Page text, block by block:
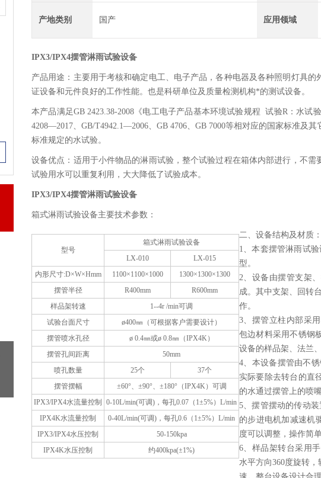
产地类别 国产 应用领域
IPX3/IPX4摆管淋雨试验设备
产品用途：主要用于考核和确定电工、电子产品，各种电器及各种照明灯具
证设备和元件良好的工作性能。也是科研单位及质量检测机构*的测试设备。
本产品满足GB 2423.38-2008《电工电子产品基本环境试验规程 试验R：水试
4208—2017、GB/T4942.1—2006、GB 4706、GB 7000等相对应的国家标准及
标准规定的水试验。
设备优点：适用于小件物品的淋雨试验，整个试验过程在箱体内部进行，不需
试验用水可以重复利用，大大降低了试验成本。
IPX3/IPX4摆管淋雨试验设备
箱式淋雨试验设备主要技术参数：
型号
箱式淋雨试验设备
LX-010
LX-015
内形尺寸:D×W×Hmm
1100×1100×1000
1300×1300×1300
摆管半径
R400mm
R600mm
样品架转速
1--4r /min可调
试验台面尺寸
ø400㎜（可根据客户需要设计）
摆管喷水孔径
ø 0.4㎜或ø 0.8㎜（IPX4K）
摆管孔间距离
50mm
喷孔数量
25个
37个
摆管摆幅
±60°、±90°、±180°（IPX4K）可调
IPX3/IPX4水流量控制
0-10L/min(可调)，每孔0.07（1±5%）L/min
IPX4K水流量控制
0-40L/min(可调)，每孔0.6（1±5%）L/min
IPX3/IPX4水压控制
50-150kpa
IPX4K水压控制
约400kpa(±1%)
二、设备结构及材质：
1、本套摆管淋雨试
型。
2、设备由摆管支架
成。其中支架、回转
作。
3、摆管立柱内部采
包边材料采用不锈钢
设备的样品架、法兰
4、本设备摆管由不
实际要除去转台的直
的水通过摆管上的喷
5、摆管摆动的传动
的步进电机加减速机
度可以调整，操作简单
6、样品架转台采用
水平方向360度旋转